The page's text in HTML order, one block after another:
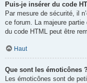
Puis-je insérer du code
Par mesure de sécurité, il
ce forum. La majeure
du code HTML peut être
Haut
Que sont les émoticônes
Les émoticônes sont de